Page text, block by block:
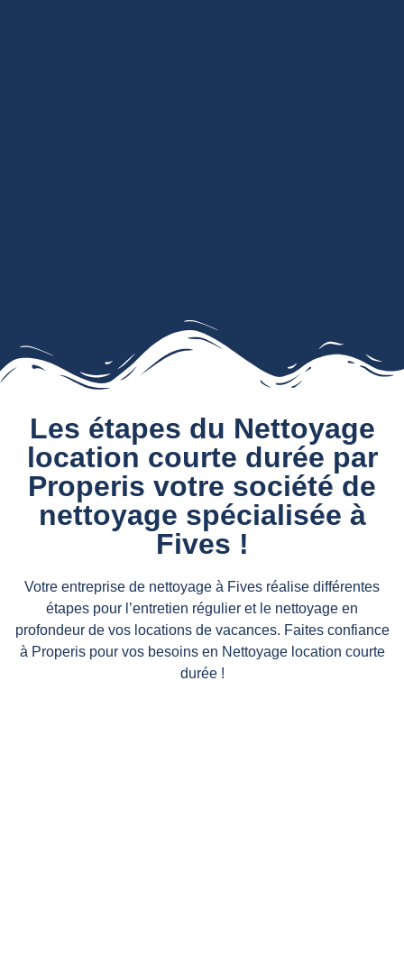
Les étapes du Nettoyage
location courte durée par
Properis votre société de
nettoyage spécialisée à
Fives !
Votre entreprise de nettoyage à Fives réalise différentes
étapes pour l’entretien régulier et le nettoyage en
profondeur de vos locations de vacances. Faites confiance
à Properis pour vos besoins en Nettoyage location courte
durée !